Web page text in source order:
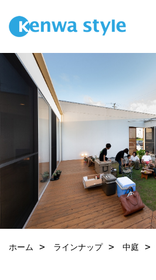
ホーム ラインナップ 中庭